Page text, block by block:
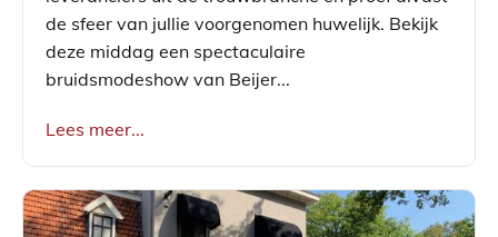
de sfeer van jullie voorgenomen huwelijk. Bekijk
deze middag een spectaculaire
bruidsmodeshow van Beijer...
Lees meer...